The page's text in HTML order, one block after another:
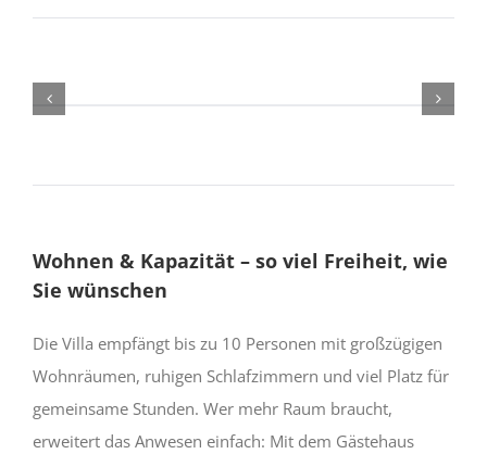
Wohnen & Kapazität – so viel Freiheit, wie
Sie wünschen
Die Villa empfängt bis zu 10 Personen mit großzügigen
Wohnräumen, ruhigen Schlafzimmern und viel Platz für
gemeinsame Stunden. Wer mehr Raum braucht,
erweitert das Anwesen einfach: Mit dem Gästehaus